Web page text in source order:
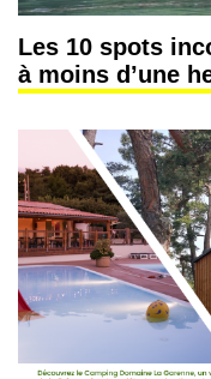
Les 10 spots
à moins d’une